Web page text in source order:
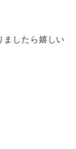
ましたら嬉しい